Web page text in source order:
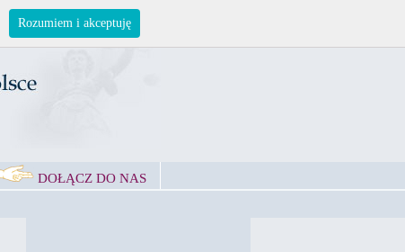
DOŁĄCZ DO NAS
Rozumiem i akceptuję